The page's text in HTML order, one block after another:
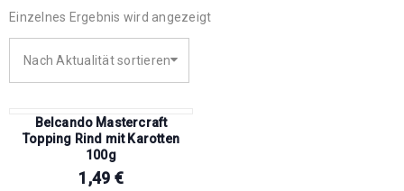
Einzelnes Ergebnis wird angezeigt
Nach Aktualität sortieren
Belcando Mastercraft
Topping Rind mit Karotten
100g
1,49 €